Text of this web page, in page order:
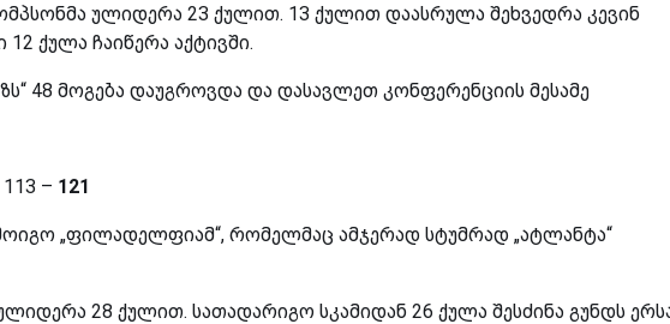
ულიდერა 23 ქულით. 13 ქულით დაასრულა შეხვედრა კევინ
ქულა ჩაიწერა აქტივში.
48 მოგება დაუგროვდა და დასავლეთ კონფერენციის მესამე
113 – 121
„ფილადელფიამ“, რომელმაც ამჯერად სტუმრად „ატლანტა“
28 ქულით. სათადარიგო სკამიდან 26 ქულა შესძინა გუნდს